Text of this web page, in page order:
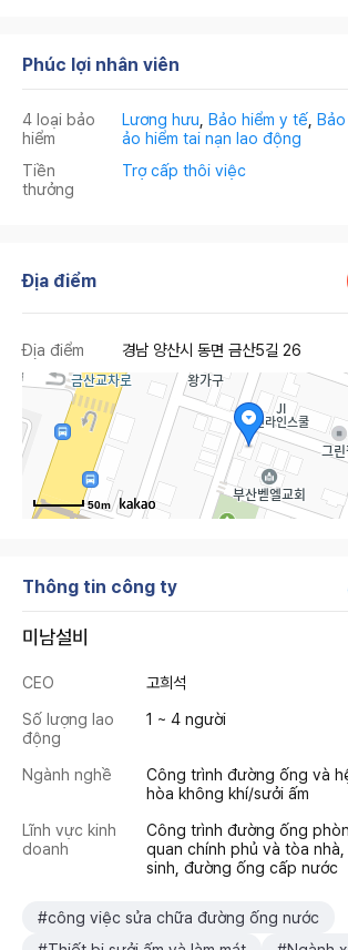
Phúc lợi nhân viên
4 loại bảo
hiểm
Lương hưu Bảo hiểm y tế
ảo hiểm tai nạn lao động
Tiền
thưởng
Trợ cấp thôi việc
Địa điểm
Địa điểm 경남 양산시 동면 금산5길 26
50m
Thông tin công ty
미남설비
CEO
고희석
Số lượng lao
động
1 ~ 4 người
Ngành nghề
Công trình đường ống và
hòa không khí/sưởi ấm
Lĩnh vực kinh
doanh
Công trình đường ống
quan chính phủ và tòa
sinh, đường ống cấp nước
#công việc sửa chữa đường ống nước